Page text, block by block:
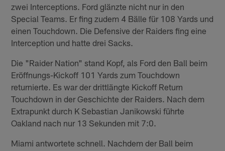
zwei Interceptions. Ford glänzte nicht nur in den
Special Teams. Er fing zudem 4 Bälle für 108 Yards und
einen Touchdown. Die Defensive der Raiders fing eine
Interception und hatte drei Sacks.
Die "Raider Nation" stand Kopf, als Ford den Ball beim
Eröffnungs-Kickoff 101 Yards zum Touchdown
returnierte. Es war der drittlängte Kickoff Return
Touchdown in der Geschichte der Raiders. Nach dem
Extrapunkt durch K Sebastian Janikowski führte
Oakland nach nur 13 Sekunden mit 7:0.
Miami antwortete schnell. Nachdem der Ball beim